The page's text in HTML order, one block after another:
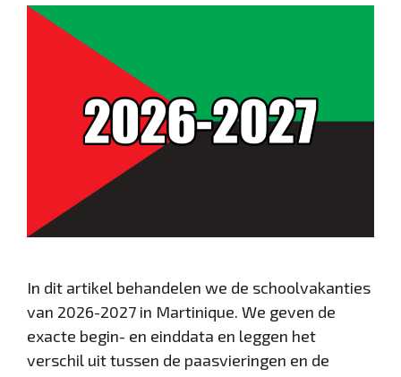
In dit artikel behandelen we de schoolvakanties
van 2026-2027 in Martinique. We geven de
exacte begin- en einddata en leggen het
verschil uit tussen de paasvieringen en de